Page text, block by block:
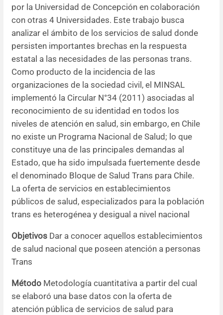
Comité editorial
Resúmenes de congresos
Noticias
por la Universidad de Concepción en colaboración
con otras 4 Universidades. Este trabajo busca
analizar el ámbito de los servicios de salud donde
persisten importantes brechas en la respuesta
estatal a las necesidades de las personas trans.
Como producto de la incidencia de las
organizaciones de la sociedad civil, el MINSAL
implementó la Circular N°34 (2011) asociadas al
reconocimiento de su identidad en todos los
niveles de atención en salud, sin embargo, en Chile
no existe un Programa Nacional de Salud; lo que
constituye una de las principales demandas al
Estado, que ha sido impulsada fuertemente desde
el denominado Bloque de Salud Trans para Chile.
La oferta de servicios en establecimientos
públicos de salud, especializados para la población
trans es heterogénea y desigual a nivel nacional
Objetivos Dar a conocer aquellos establecimientos
de salud nacional que poseen atención a personas
Trans
Método Metodología cuantitativa a partir del cual
se elaboró una base datos con la oferta de
atención pública de servicios de salud para